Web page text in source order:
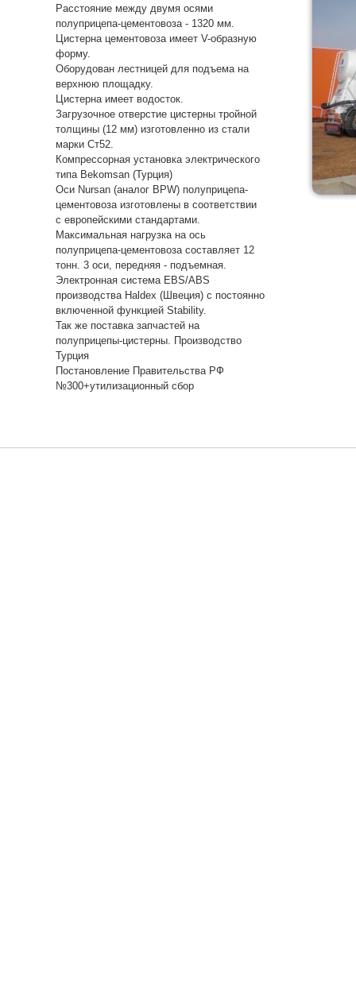
Расстояние между двумя осями
полуприцепа-цементовоза - 1320 мм.
Цистерна цементовоза имеет V-образную
форму.
Оборудован лестницей для подъема на
верхнюю площадку.
Цистерна имеет водосток.
Загрузочное отверстие цистерны тройной
толщины (12 мм) изготовленно из стали
марки Ст52.
Компрессорная установка электрического
типа Bekomsan (Турция)
Оси Nursan (аналог BPW) полуприцепа-
цементовоза изготовлены в соответствии
с европейскими стандартами.
Максимальная нагрузка на ось
полуприцепа-цементовоза составляет 12
тонн. 3 оси, передняя - подъемная.
Электронная система EBS/ABS
производства Haldex (Швеция) c постоянно
включенной функцией Stability.
Так же поставка запчастей на
полуприцепы-цистерны. Производство
Турция
Постановление Правительства РФ
№300+утилизационный сбор